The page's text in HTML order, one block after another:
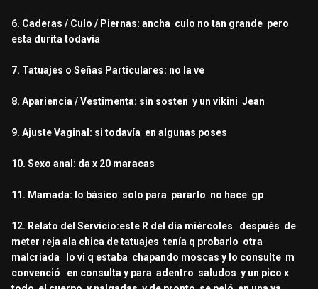
6. Caderas / Culo / Piernas: ancha culo no tan grande pero
esta durita todavía
7. Tatuajes o Señas Particulares: no la ve
8. Apariencia / Vestimenta: sin sosten y un vikini Jean
9. Ajuste Vaginal: si todavía en algunas poses
10. Sexo anal: da x 20 maracas
11. Mamada: lo básico solo para pararlo no hace gp
12. Relato del Servicio:este R del día miércoles después de
meter reja ala chica de tatuajes tenía q probarlo otra
malcriada lo vi q estaba chapando moscas y lo consulte m
convenció en consulta y para adentro saludos y un pico x